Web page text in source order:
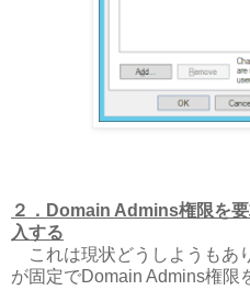
２．Domain Admins権限を
入する
これは現状どうしようもあ
が固定でDomain Admins権限